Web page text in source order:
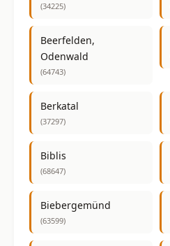
(34225)
Beerfelden,
Odenwald
(64743)
Berkatal
(37297)
Biblis
(68647)
Biebergemünd
(63599)